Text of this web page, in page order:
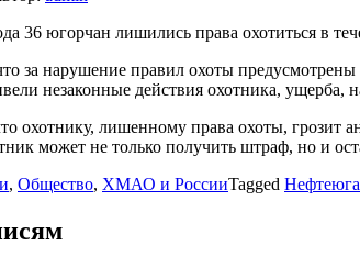
36 югорчан лишились права охотиться в
за нарушение правил охоты
незаконные действия охотника,
охотнику, лишенному права охоты, грозит
может не только получить штраф, но и
, Общество, ХМАО и РоссииTagged